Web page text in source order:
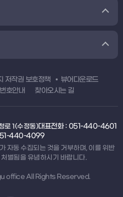
저작권 보호정책
뷰어다운로드
호안내 찾아오시는 길
로 1(수정동)대표전화 : 051-440-4601
440-4099
자동 수집되는 것을 거부하며, 이를 위반
벌됨을 유념하시기 바랍니다.
office All Rights Reserved.